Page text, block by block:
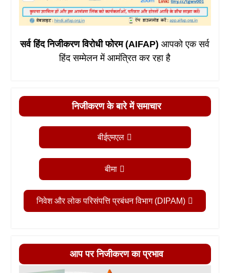
सर्व हिंद निजीकरण विरोधी फोरम (AIFAP)आपको एक सर्व
हिंद सम्मेलन में आमंत्रित कर रहा है
निजीकरण के बारे में समाचार
बीईएमएल
बीमा
निवेश और लोक परिसंपत्ति प्रबंधन विभाग (DIPAM)
आप पर निजीकरण का प्रभाव